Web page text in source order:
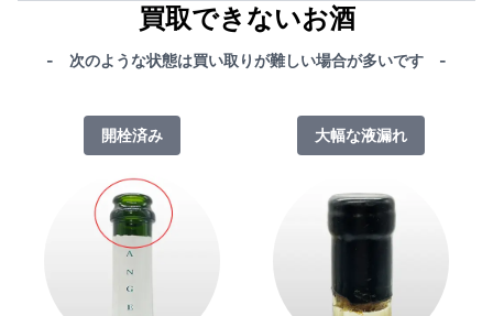
買取できないお酒
- 次のような状態は買い取りが難しい場合が多いです -
開栓済み 大幅な液漏れ